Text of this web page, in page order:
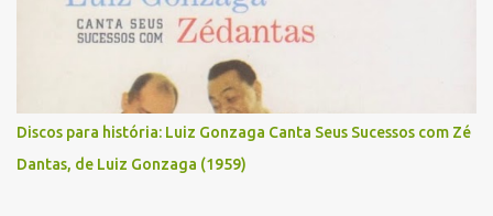
Discos para história: Luiz Gonzaga Canta Seus Sucessos com Zé
Dantas, de Luiz Gonzaga (1959)